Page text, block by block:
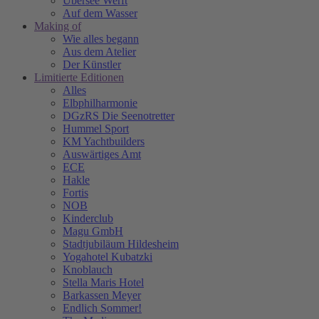
Auf dem Wasser
Making of
Wie alles begann
Aus dem Atelier
Der Künstler
Limitierte Editionen
Alles
Elbphilharmonie
DGzRS Die Seenotretter
Hummel Sport
KM Yachtbuilders
Auswärtiges Amt
ECE
Hakle
Fortis
NOB
Kinderclub
Magu GmbH
Stadtjubiläum Hildesheim
Yogahotel Kubatzki
Knoblauch
Stella Maris Hotel
Barkassen Meyer
Endlich Sommer!